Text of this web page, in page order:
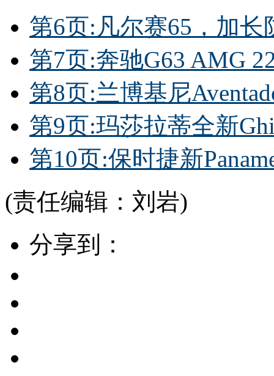
第6页:凡尔赛65，加
第7页:奔驰G63 AMG
第8页:兰博基尼
第9页:玛莎拉蒂全新
第10页:保时捷新
(责任编辑：刘岩)
分享到：